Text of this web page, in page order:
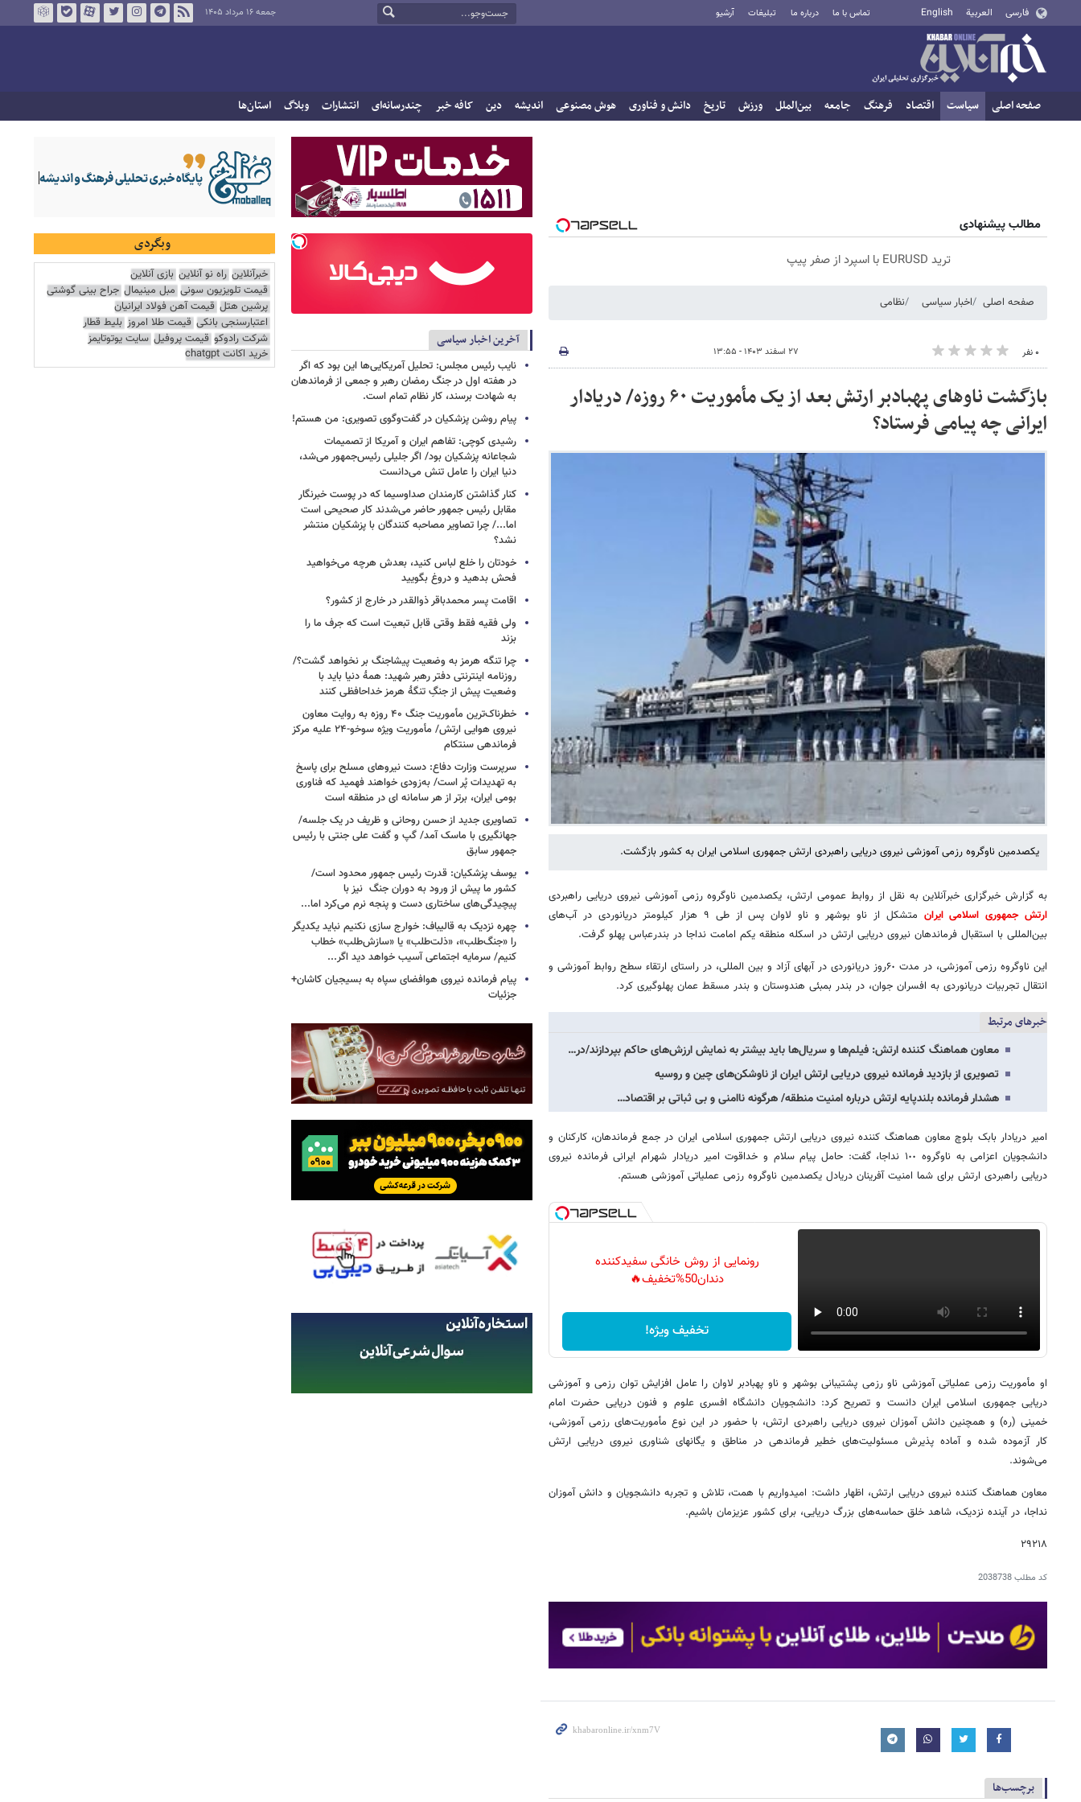
فارسی العربية English تماس با ما درباره ما تبلیغات آرشیو جمعه ۱۶ مرداد ۱۴۰۵
صفحه اصلی سیاست اقتصاد فرهنگ جامعه بین‌الملل ورزش تاریخ دانش و فناوری هوش مصنوعی اندیشه دین کافه خبر چندرسانه‌ای انتشارات وبلاگ استان‌ها
مطالب پیشنهادی
ترید EURUSD با اسپرد از صفر پیپ
صفحه اصلی اخبار سیاسی نظامی
۰ نفر ۲۷ اسفند ۱۴۰۳ - ۱۳:۵۵
بازگشت ناوهای پهبادبر ارتش بعد از یک مأموریت ۶۰ روزه/ دریادار
ایرانی چه پیامی فرستاد؟
یکصدمین ناوگروه رزمی آموزشی نیروی دریایی راهبردی ارتش جمهوری اسلامی ایران به کشور بازگشت.
به گزارش خبرگزاری خبرآنلاین به نقل از روابط عمومی ارتش، یکصدمین ناوگروه رزمی آموزشی نیروی دریایی راهبردی
ارتش جمهوری اسلامی ایران
متشکل از ناو بوشهر و ناو لاوان پس از طی ۹ هزار کیلومتر دریانوردی در آب‌های
بین‌المللی با استقبال فرماندهان نیروی دریایی ارتش در اسکله منطقه یکم امامت نداجا در بندرعباس پهلو گرفت.
این ناوگروه رزمی آموزشی، در مدت ۶٠روز دریانوردی در آب‍های آزاد و بین المللی، در راستای ارتقاء سطح روابط آموزشی و
انتقال تجربیات دریانوردی به افسران جوان، در بندر بمبئی هندوستان و بندر مسقط عمان پهلوگیری کرد.
خبرهای مرتبط
معاون هماهنگ کننده ارتش: فیلم‌ها و سریال‌ها باید بیشتر به نمایش ارزش‌های حاکم بپردازند/در…
تصویری از بازدید فرمانده نیروی دریایی ارتش ایران از ناوشکن‌های چین و روسیه
هشدار فرمانده بلندپایه ارتش درباره امنیت منطقه/ هرگونه ناامنی و بی ثباتی بر اقتصاد…
امیر دریادار بابک بلوچ معاون هماهنگ کننده نیروی دریایی ارتش جمهوری اسلامی ایران در جمع فرماندهان، کارکنان و
دانشجویان اعزامی به ناوگروه ١٠٠ نداجا، گفت: حامل پیام سلام و خداقوت امیر دریادار شهرام ایرانی فرمانده نیروی
دریایی راهبردی ارتش برای شما امنیت آفرینان دریادل یکصدمین ناوگروه رزمی عملیاتی آموزشی هستم.
رونمایی از روش خانگی سفیدکننده
دندان50%تخفیف🔥
تخفیف ویژه!
او مأموریت رزمی عملیاتی آموزشی ناو رزمی پشتیبانی بوشهر و ناو پهبادبر لاوان را عامل افزایش توان رزمی و آموزشی
دریایی جمهوری اسلامی ایران دانست و تصریح کرد: دانشجویان دانشگاه افسری علوم و فنون دریایی حضرت امام
خمینی (ره) و همچنین دانش آموزان نیروی دریایی راهبردی ارتش، با حضور در این نوع مأموریت‌های رزمی آموزشی،
کار آزموده شده و آماده پذیرش مسئولیت‌های خطیر فرماندهی در مناطق و یگان‍های شناوری نیروی دریایی ارتش
می‌شوند.
معاون هماهنگ کننده نیروی دریایی ارتش، اظهار داشت: امیدواریم با همت، تلاش و تجربه دانشجویان و دانش آموزان
نداجا، در آینده نزدیک، شاهد خلق حماسه‌های بزرگ دریایی، برای کشور عزیزمان باشیم.
۲۹۲۱۸
کد مطلب2038738
برچسب‌ها
آخرین اخبار سیاسی
نایب رئیس مجلس: تحلیل آمریکایی‌ها این بود که اگر
در هفته اول در جنگ رمضان رهبر و جمعی از فرماندهان
به شهادت برسند، کار نظام تمام است.
پیام روشن پزشکیان در گفت‌وگوی تصویری: من هستم!
رشیدی کوچی: تفاهم ایران و آمریکا از تصمیمات
شجاعانه پزشکیان بود/ اگر جلیلی رئیس‌جمهور می‌شد،
دنیا ایران را عامل تنش می‌دانست
کنار گذاشتن کارمندان صداوسیما که در پوست خبرنگار
مقابل رئیس جمهور حاضر می‌شدند کار صحیحی است
اما.../ چرا تصاویر مصاحبه کنندگان با پزشکیان منتشر
نشد؟
خودتان را خلع لباس کنید، بعدش هرچه می‌خواهید
فحش بدهید و دروغ بگویید
اقامت پسر محمدباقر ذوالقدر در خارج از کشور؟
ولی فقیه فقط وقتی قابل تبعیت است که جرف ما را
بزند
چرا تنگه هرمز به وضعیت پیشاجنگ بر نخواهد گشت؟/
روزنامه اینترنتی دفتر رهبر شهید: همۀ دنیا باید با
وضعیت پیش از جنگِ تنگۀ هرمز خداحافظی کنند
خطرناک‌ترین مأموریت جنگ ۴۰ روزه به روایت معاون
نیروی هوایی ارتش/ مأموریت ویژه سوخو-۲۴ علیه مرکز
فرماندهی سنتکام
سرپرست وزارت دفاع: دست نیروهای مسلح برای پاسخ
به تهدیدات پُر است/ به‌زودی خواهند فهمید که فناوری
بومی ایران، برتر از هر سامانه ای در منطقه است
تصاویری جدید از حسن روحانی و ظریف در یک جلسه/
جهانگیری با ماسک آمد/ گپ و گفت علی جنتی با رئیس
جمهور سابق
یوسف پزشکیان: قدرت رئیس‌ جمهور محدود است/
کشور ما پیش از ورود به دوران جنگ نیز با
پیچیدگی‌های ساختاری دست و پنجه نرم می‌کرد اما...
چهره نزدیک به قالیباف: خوارج سازی نکنیم نباید یکدیگر
را «جنگ‌طلب»، «ذلت‌طلب» یا «سازش‌طلب» خطاب
کنیم/ سرمایه اجتماعی آسیب خواهد دید اگر...
پیام فرمانده نیروی هوافضای سپاه به بسیجیان کاشان+
جزئیات
وبگردی
خبرآنلاین راه نو آنلاین بازی آنلاین
قیمت تلویزیون سونی مبل مینیمال جراح بینی گوشتی
پرشین هتل قیمت آهن فولاد ایرانیان
اعتبارسنجی بانکی قیمت طلا امروز بلیط قطار
شرکت رادوکو قیمت پروفیل سایت یوتوتایمز
خرید اکانت chatgpt